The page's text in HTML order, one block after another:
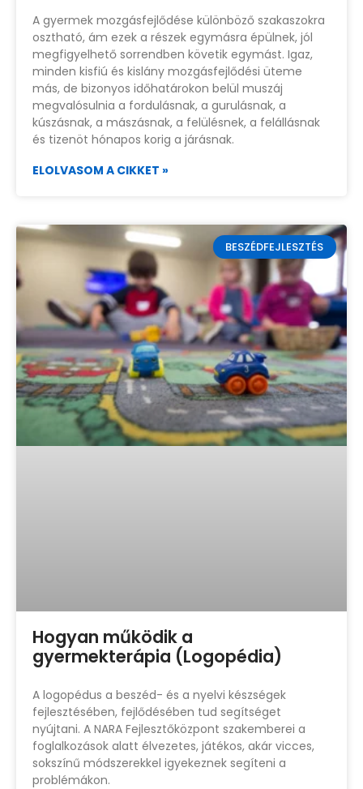
A gyermek mozgásfejlődése különböző szakaszokra
osztható, ám ezek a részek egymásra épülnek, jól
megfigyelhető sorrendben követik egymást. Igaz,
minden kisfiú és kislány mozgásfejlődési üteme
más, de bizonyos időhatárokon belül muszáj
megvalósulnia a fordulásnak, a gurulásnak, a
kúszásnak, a mászásnak, a felülésnek, a felállásnak
és tizenöt hónapos korig a járásnak.
ELOLVASOM A CIKKET »
BESZÉDFEJLESZTÉS
Hogyan működik a
gyermekterápia (Logopédia)
A logopédus a beszéd- és a nyelvi készségek
fejlesztésében, fejlődésében tud segítséget
nyújtani. A NARA Fejlesztőközpont szakemberei a
foglalkozások alatt élvezetes, játékos, akár vicces,
sokszínű módszerekkel igyekeznek segíteni a
problémákon.